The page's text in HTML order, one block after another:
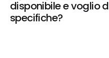
disponibile e voglio
specifiche?